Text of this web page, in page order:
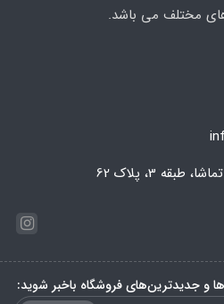
مختلف می باشد.
3، پلاک 62
و جدیدترین‌های فروشگاه باخبر شوید: